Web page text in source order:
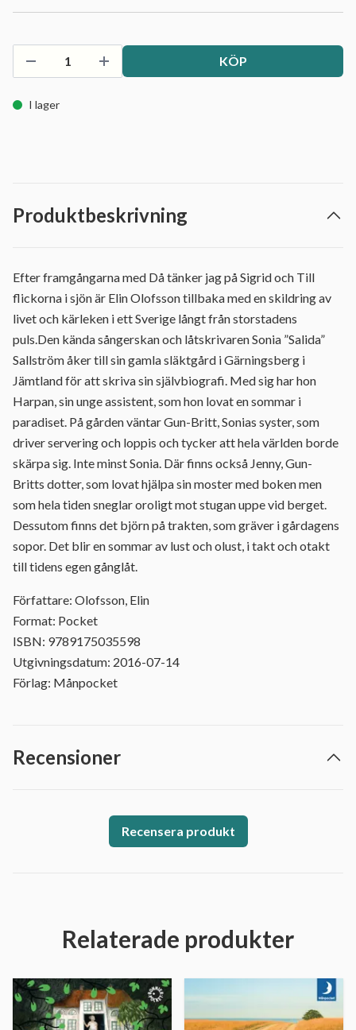
KÖP
I lager
Produktbeskrivning
Efter framgångarna med Då tänker jag på Sigrid och Till
flickorna i sjön är Elin Olofsson tillbaka med en skildring av
livet och kärleken i ett Sverige långt från storstadens
puls.Den kända sångerskan och låtskrivaren Sonia ”Salida”
Sallström åker till sin gamla släktgård i Gärningsberg i
Jämtland för att skriva sin självbiografi. Med sig har hon
Harpan, sin unge assistent, som hon lovat en sommar i
paradiset. På gården väntar Gun-Britt, Sonias syster, som
driver servering och loppis och tycker att hela världen borde
skärpa sig. Inte minst Sonia. Där finns också Jenny, Gun-
Britts dotter, som lovat hjälpa sin moster med boken men
som hela tiden sneglar oroligt mot stugan uppe vid berget.
Dessutom finns det björn på trakten, som gräver i gårdagens
sopor. Det blir en sommar av lust och olust, i takt och otakt
till tidens egen gånglåt.
Författare: Olofsson, Elin
Format: Pocket
ISBN: 9789175035598
Utgivningsdatum: 2016-07-14
Förlag: Månpocket
Recensioner
Recensera produkt
Relaterade produkter